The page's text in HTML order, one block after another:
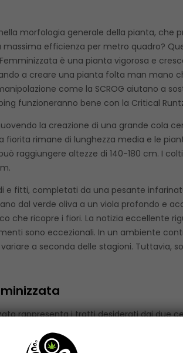
morfologia generale della pianta, che
efficienza per metro quadro?
è una pianta vigorosa e
a creare una pianta folta man mano
come la SCROG aiutano a
funzioneranno bene con la Critical
la creazione di una grande cola
fiorita rimane di lunghezza media e le
raggiungere altezze di 140-180 cm. I
e fitti, completati da una pesante
dal verde oliva a un viola profondo e
che ricopre i fiori. La notizia eccellente
sono eccezionali. In un ambiente
a seconda delle stagioni. Tuttavia,
rappresenta i tratti desiderati dai due
abbracciano i pensieri mentre il
profondo e rilassante, che si avverte